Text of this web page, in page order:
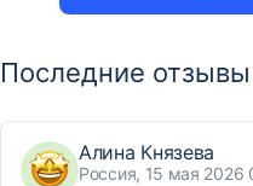
Последние
Алина Князева
Россия, 15 мая 2026